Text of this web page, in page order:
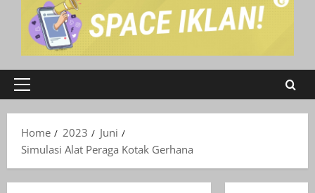
Primary
Home
2023
Juni
Simulasi Alat Peraga Kotak Gerhana